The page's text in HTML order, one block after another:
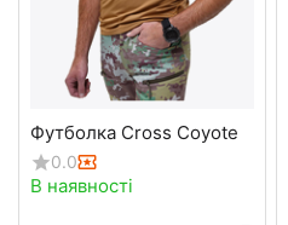
Футболка Cross Coyote
0.0
В наявності